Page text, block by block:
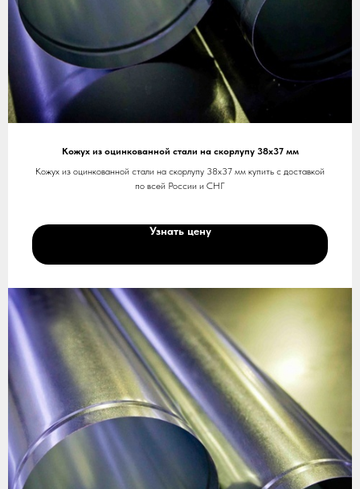
Кожух из оцинкованной стали на скорлупу 38х37 мм
Кожух из оцинкованной стали на скорлупу 38х37 мм купить с доставкой
по всей России и СНГ
Узнать цену